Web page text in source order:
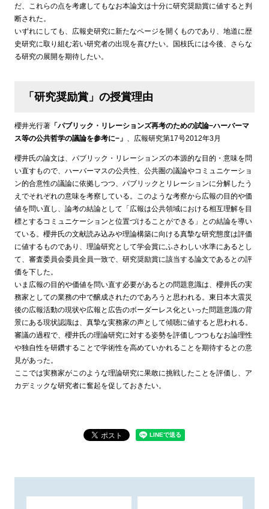
だ、これらの点を考慮してもなお本論文は十分に研究奨励賞に値すると判
断された。
いずれにしても、広報史研究に新たなページを開くものであり、地道に歴
史研究に取り組む若い研究者の出現を喜びたい。国枝氏には今後、さらな
る研究の展開を期待したい。
「研究奨励賞」の授賞理由
櫻井光行著「パブリック・リレーションズ再考のための試論−ハーバーマ
ス等の公共哲学の議論を参考に−」 、広報研究第17号2012年3月
櫻井氏の論文は、パブリック・リレーションズの本源的な目的・意味を問
い直すもので、ハーバーマスの公共性、公共圏の議論やコミュニケーショ
ン的合意性の議論に依拠しつつ、パブリックとリレーションに分解したう
えでそれぞれの意味を考察している。このような考察から広報の目的や価
値を問い直し、論考の結論として「広報は公共領域における相互理解を目
標とするコミュニケーションと位置づけることができる」との結論を導い
ている。櫻井氏の文献読み込みや理論構築に向ける真摯な研究態度は評価
に値するものであり、理論研究として学会賞にふさわしい水準にあるとし
て、審査委員会委員全員一致で、研究奨励賞に該当する論文であるとの評
価を下した。
いま広報の目的や価値を問い直す必要があるとの問題意識は、櫻井氏の実
務家としての業務の中で醸成されたのであろうと思われる。東日本大震災
後の広報活動の現状や広報と広告のボーダーレス化といった問題意識の背
景にある現状認識は、真摯な実務家の声として傾聴に値すると思われる。
審議の過程で、櫻井氏の理論研究に対する姿勢を評価しつつもなお論理性
や独自性を研鑽することで学術性を高めていかれることを期待するとの意
見があった。
ここでは実務家がこのような理論研究に果敢に挑戦したことを評価し、ア
カデミックな研究者に奮起を促しておきたい。